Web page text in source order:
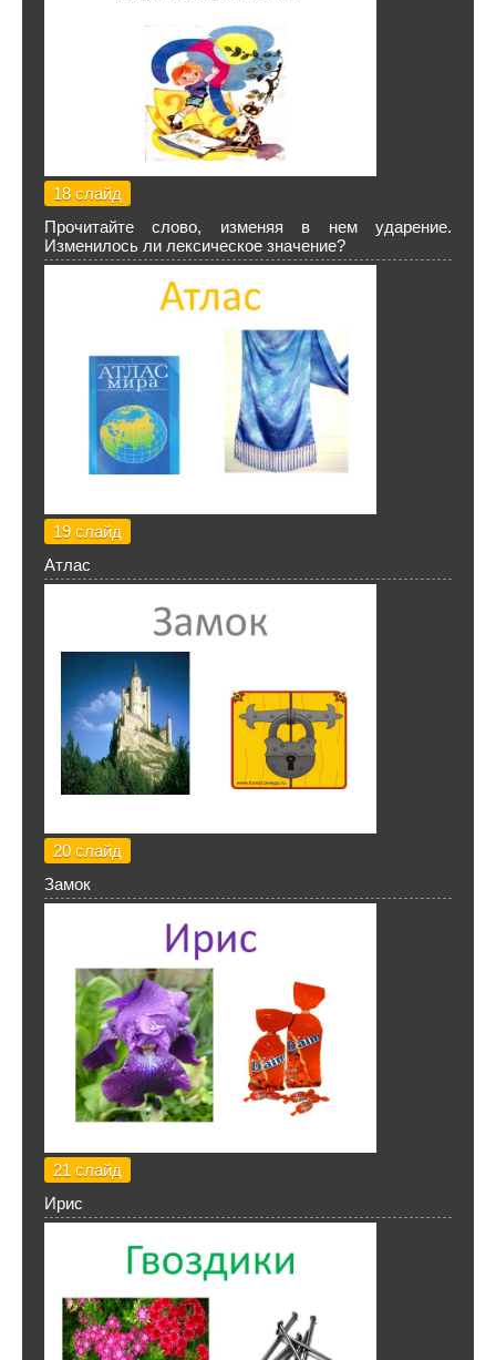
18 слайд
Прочитайте слово, изменяя в нем ударение.
Изменилось ли лексическое значение?
19 слайд
Атлас
20 слайд
Замок
21 слайд
Ирис